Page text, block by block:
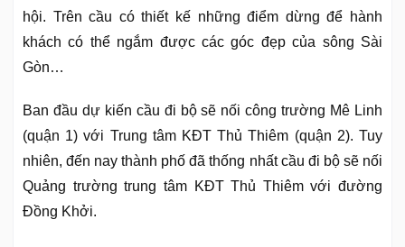
hội. Trên cầu có thiết kế những điểm dừng để hành
khách có thể ngắm được các góc đẹp của sông Sài
Gòn…
Ban đầu dự kiến cầu đi bộ sẽ nối công trường Mê Linh
(quận 1) với Trung tâm KĐT Thủ Thiêm (quận 2). Tuy
nhiên, đến nay thành phố đã thống nhất cầu đi bộ sẽ nối
Quảng trường trung tâm KĐT Thủ Thiêm với đường
Đồng Khởi.